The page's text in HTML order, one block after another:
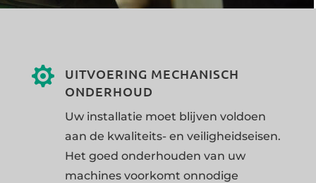

UITVOERING MECHANISCH
ONDERHOUD
Uw installatie moet blijven voldoen
aan de kwaliteits- en veiligheidseisen.
Het goed onderhouden van uw
machines voorkomt onnodige